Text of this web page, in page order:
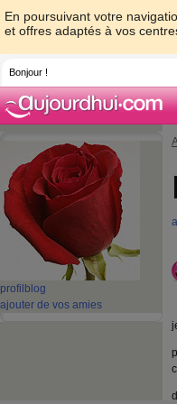
En poursuivant votre
et offres adaptés à vos
Bonjour !
profil blog
ajouter de vos amies